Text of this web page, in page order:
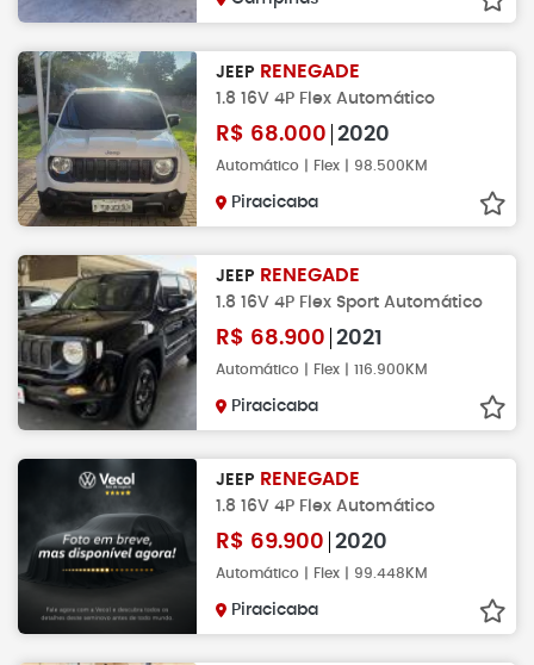
JEEP RENEGADE
1.8 16V 4P Flex Automático
R$ 68.000 2020
Automático | Flex | 98.500KM
Piracicaba
JEEP RENEGADE
1.8 16V 4P Flex Sport Automático
R$ 68.900 2021
Automático | Flex | 116.900KM
Piracicaba
JEEP RENEGADE
1.8 16V 4P Flex Automático
R$ 69.900 2020
Automático | Flex | 99.448KM
Piracicaba